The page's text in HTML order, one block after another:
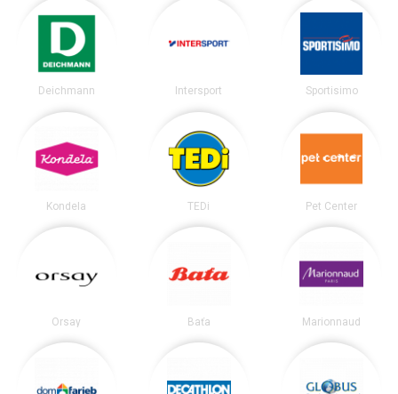
Deichmann Intersport Sportisimo
Kondela TEDi Pet Center
Orsay Baťa Marionnaud